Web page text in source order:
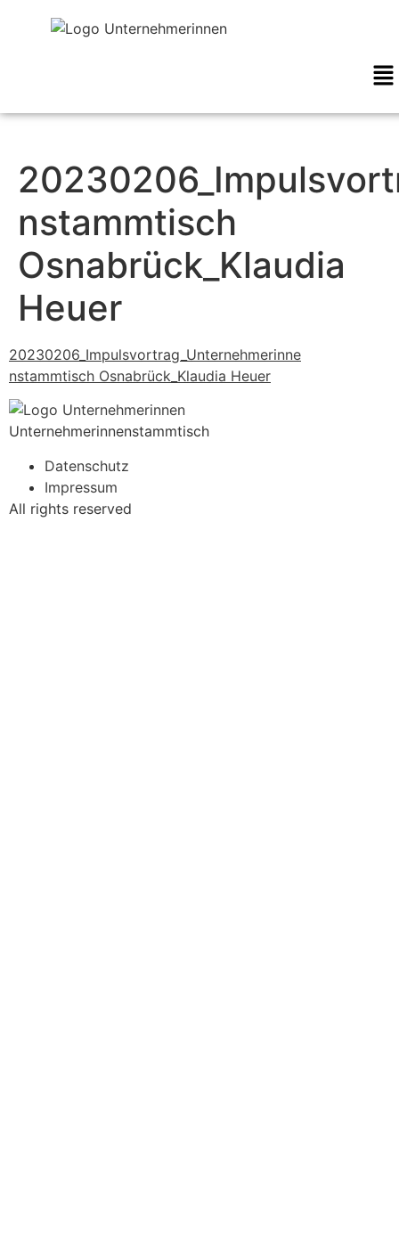
nstammtisch
Osnabrück_Klaudia
Heuer
20230206_Impulsvortrag_Unternehmerinne
nstammtisch Osnabrück_Klaudia Heuer
Unternehmerinnenstammtisch
Datenschutz
Impressum
All rights reserved